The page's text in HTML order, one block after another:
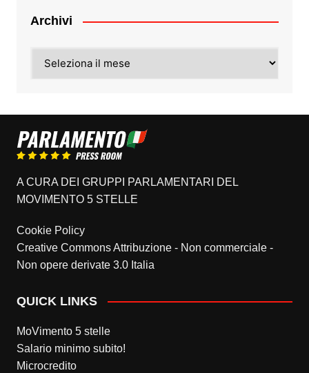
Archivi
A CURA DEI GRUPPI PARLAMENTARI DEL
MOVIMENTO 5 STELLE
Cookie Policy
Creative Commons Attribuzione - Non commerciale -
Non opere derivate 3.0 Italia
QUICK LINKS
MoVimento 5 stelle
Salario minimo subito!
Microcredito